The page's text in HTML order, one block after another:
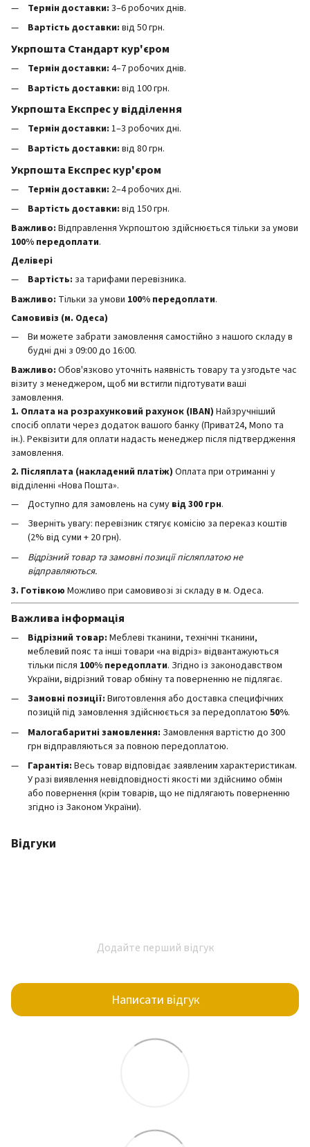
Термін доставки: 3–6 робочих днів.
Вартість доставки: від 50 грн.
Укрпошта Стандарт кур'єром
Термін доставки: 4–7 робочих днів.
Вартість доставки: від 100 грн.
Укрпошта Експрес у відділення
Термін доставки: 1–3 робочих дні.
Вартість доставки: від 80 грн.
Укрпошта Експрес кур'єром
Термін доставки: 2–4 робочих дні.
Вартість доставки: від 150 грн.
Важливо: Відправлення Укрпоштою здійснюється тільки за умови
100% передоплати.
Делівері
Вартість: за тарифами перевізника.
Важливо: Тільки за умови 100% передоплати.
Самовивіз (м. Одеса)
Ви можете забрати замовлення самостійно з нашого складу в
будні дні з 09:00 до 16:00.
Важливо: Обов'язково уточніть наявність товару та узгодьте час
візиту з менеджером, щоб ми встигли підготувати ваші
замовлення.
1. Оплата на розрахунковий рахунок (IBAN) Найзручніший
спосіб оплати через додаток вашого банку (Приват24, Mono та
ін.). Реквізити для оплати надасть менеджер після підтвердження
замовлення.
2. Післяплата (накладений платіж) Оплата при отриманні у
відділенні «Нова Пошта».
Доступно для замовлень на суму від 300 грн.
Зверніть увагу: перевізник стягує комісію за переказ коштів
(2% від суми + 20 грн).
Відрізний товар та замовні позиції післяплатою не
відправляються.
3. Готівкою Можливо при самовивозі зі складу в м. Одеса.
Важлива інформація
Відрізний товар: Меблеві тканини, технічні тканини,
меблевий пояс та інші товари «на відріз» відвантажуються
тільки після 100% передоплати. Згідно із законодавством
України, відрізний товар обміну та поверненню не підлягає.
Замовні позиції: Виготовлення або доставка специфічних
позицій під замовлення здійснюється за передоплатою 50%.
Малогабаритні замовлення: Замовлення вартістю до 300
грн відправляються за повною передоплатою.
Гарантія: Весь товар відповідає заявленим характеристикам.
У разі виявлення невідповідності якості ми здійснимо обмін
або повернення (крім товарів, що не підлягають поверненню
згідно із Законом України).
Відгуки
Додайте перший відгук
Написати відгук